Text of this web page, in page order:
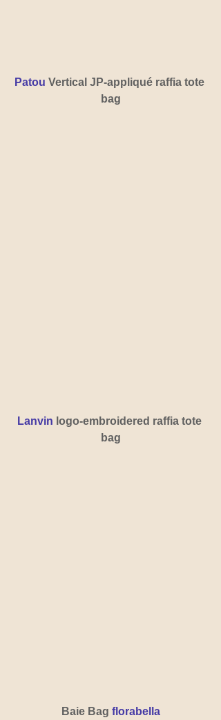
Patou Vertical JP-appliqué raffia tote
bag
Lanvin logo-embroidered raffia tote
bag
Baie Bag florabella